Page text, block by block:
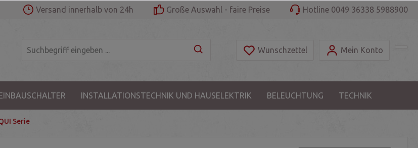
Versand innerhalb von 24h Große Auswahl - faire Preise Hotline 0049 36338 5988900
Wunschzettel Mein Konto
INSTALLATIONSTECHNIK UND HAUSELEKTRIK BELEUCHTUNG TECHNIK
Serie